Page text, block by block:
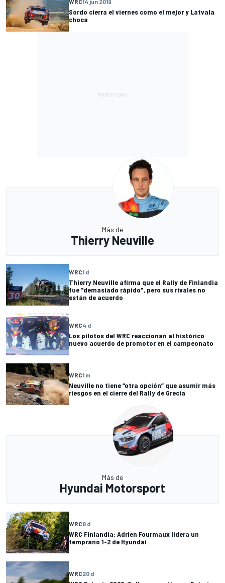
WRC14 jun 2019
Sordo cierra el viernes como el mejor y Latvala
choca
Más de
Thierry Neuville
WRC1 d
Thierry Neuville afirma que el Rally de Finlandia
fue "demasiado rápido", pero sus rivales no
están de acuerdo
WRC4 d
Los pilotos del WRC reaccionan al histórico
nuevo acuerdo de promotor en el campeonato
WRC1 m
Neuville no tiene “otra opción” que asumir más
riesgos en el cierre del Rally de Grecia
Más de
Hyundai Motorsport
WRC8 d
WRC Finlandia: Adrien Fourmaux lidera un
temprano 1-2 de Hyundai
WRC20 d